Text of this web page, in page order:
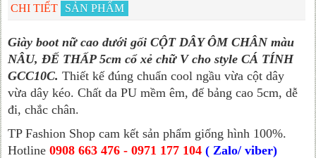
CHI TIẾT SẢN PHẨM
Giày boot nữ cao dưới gối CỘT DÂY ÔM CHÂN màu
NÂU, ĐẾ THẤP 5cm cổ xẻ chữ V cho style CÁ TÍNH
GCC10C.Thiết kế đúng chuẩn cool ngầu vừa cột dây
vừa dây kéo. Chất da PU mềm êm, đế bảng cao 5cm, dễ
đi, chắc chân.
TP Fashion Shop cam kết sản phẩm giống hình 100%.
Hotline0908 663 476 - 0971 177 104 ( Zalo/ viber)